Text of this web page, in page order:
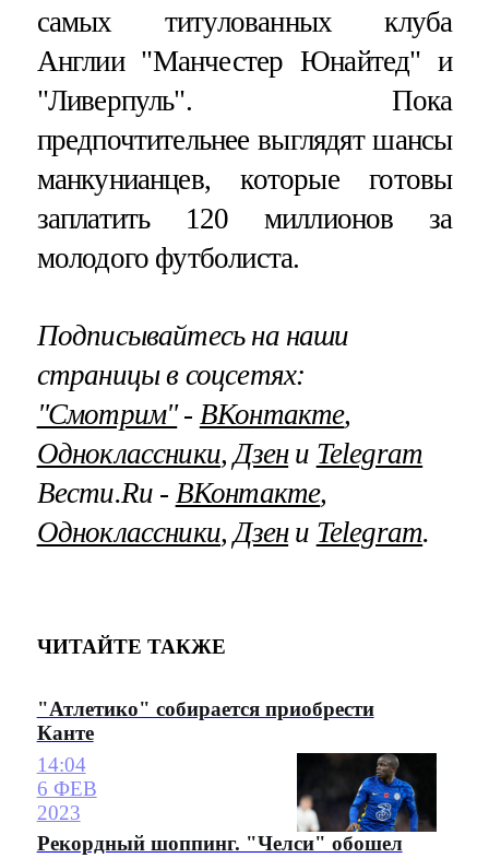
самых титулованных клуба
Англии "Манчестер Юнайтед" и
"Ливерпуль". Пока
предпочтительнее выглядят шансы
манкунианцев, которые готовы
заплатить 120 миллионов за
молодого футболиста.
Подписывайтесь на наши
страницы в соцсетях:
"Смотрим"‐ ВКонтакте,
Одноклассники,Дзени Telegram
Вести.Ru ‐ ВКонтакте,
Одноклассники,Дзени Telegram.
ЧИТАЙТЕ ТАКЖЕ
"Атлетико" собирается приобрести
Канте
14:04
6 ФЕВ
2023
Рекордный шоппинг. "Челси" обошел